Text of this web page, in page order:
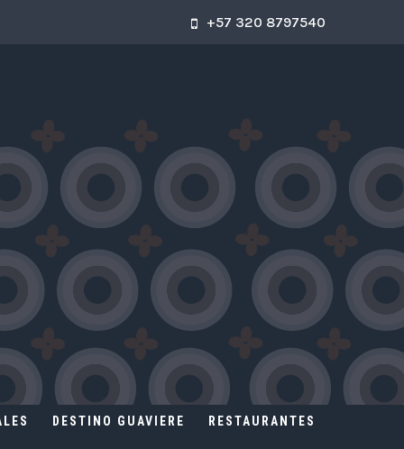
+57 320 8797540
DESTINO GUAVIERE RESTAURANTES